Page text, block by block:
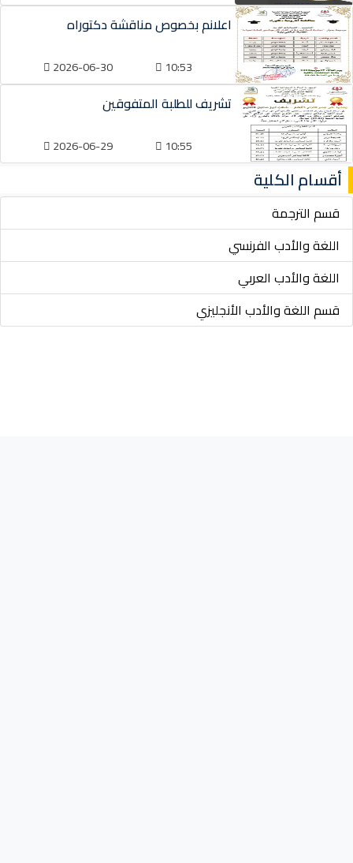
اعلانم بخصوص مناقشة دكتوراه
10:53
2026-06-30
تشريف للطلبة المتفوقين
10:55
2026-06-29
أقسام الكلية
قسم الترجمة
اللغة والأدب الفرنسي
اللغة والأدب العربي
قسم اللغة والأدب الأنجليزي